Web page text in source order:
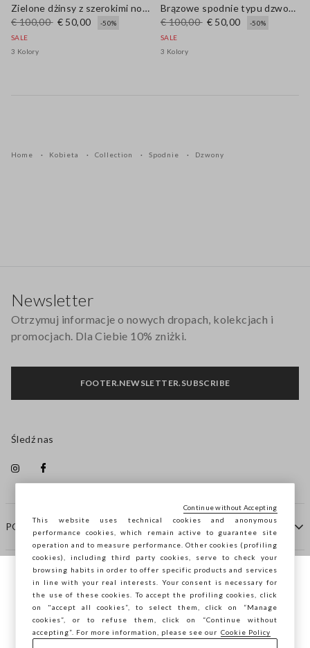
Zielone dżinsy z szerokimi nogawkami z czystej bawełny, regularny krój
€ 100,00 € 50,00
-50%
SALE
3 Kolory
Brązowe spodnie typu dzwony o regularnym kroju i szerokiej nogawce z czystej bawełny denim
€ 100,00 € 50,00
-50%
SALE
3 Kolory
Home Kobieta Collection Spodnie Dzwony
POMOC
FIRMA
KONTAKTY
Newsletter
Otrzymuj informacje o nowych dropach, kolekcjach i
promocjach. Dla Ciebie 10% zniżki.
FOOTER.NEWSLETTER.SUBSCRIBE
Śledź nas
Przeglądasz STEFANEL Italia, chcesz
zapisać swoją lokalizację?
This website uses technical cookies and anonymous
performance cookies, which remain active to guarantee site
operation and to measure performance. Other cookies (profiling
cookies), including third party cookies, serve to check your
browsing habits in order to offer specific products and services
in line with your real interests. Your consent is necessary for
the use of these cookies. To accept the profiling cookies, click
on "accept all cookies”, to select them, click on “Manage
cookies”, or to refuse them, click on “Continue without
accepting”. For more information, please see our Cookie Policy
Continue without Accepting